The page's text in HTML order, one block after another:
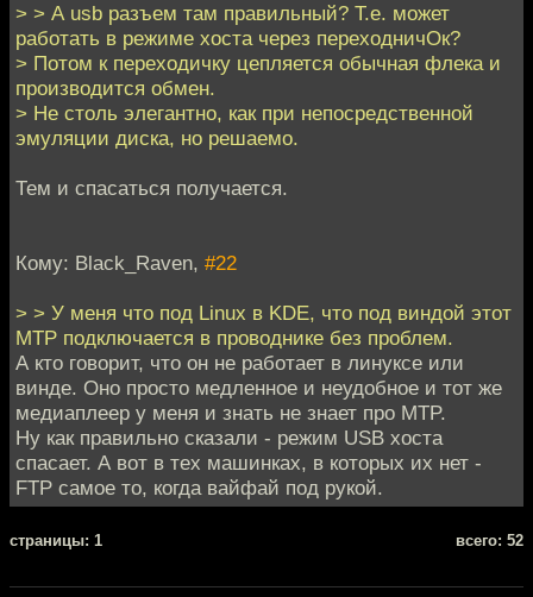
> > А usb разъем там правильный? Т.е. может
работать в режиме хоста через переходничОк?
> Потом к переходичку цепляется обычная флека и
производится обмен.
> Не столь элегантно, как при непосредственной
эмуляции диска, но решаемо.
Тем и спасаться получается.
Кому: Black_Raven, #22
> > У меня что под Linux в KDE, что под виндой этот
MTP подключается в проводнике без проблем.
А кто говорит, что он не работает в линуксе или
винде. Оно просто медленное и неудобное и тот же
медиаплеер у меня и знать не знает про MTP.
Ну как правильно сказали - режим USB хоста
спасает. А вот в тех машинках, в которых их нет -
FTP самое то, когда вайфай под рукой.
cтраницы: 1 всего: 52